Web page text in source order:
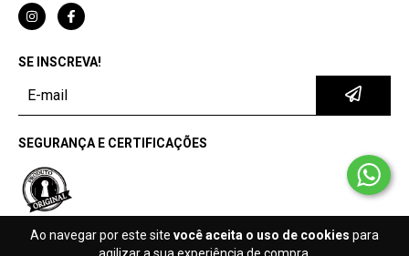
Ao navegar por este site você aceita o uso de cookies para
SE INSCREVA!
SEGURANÇA E CERTIFICAÇÕES